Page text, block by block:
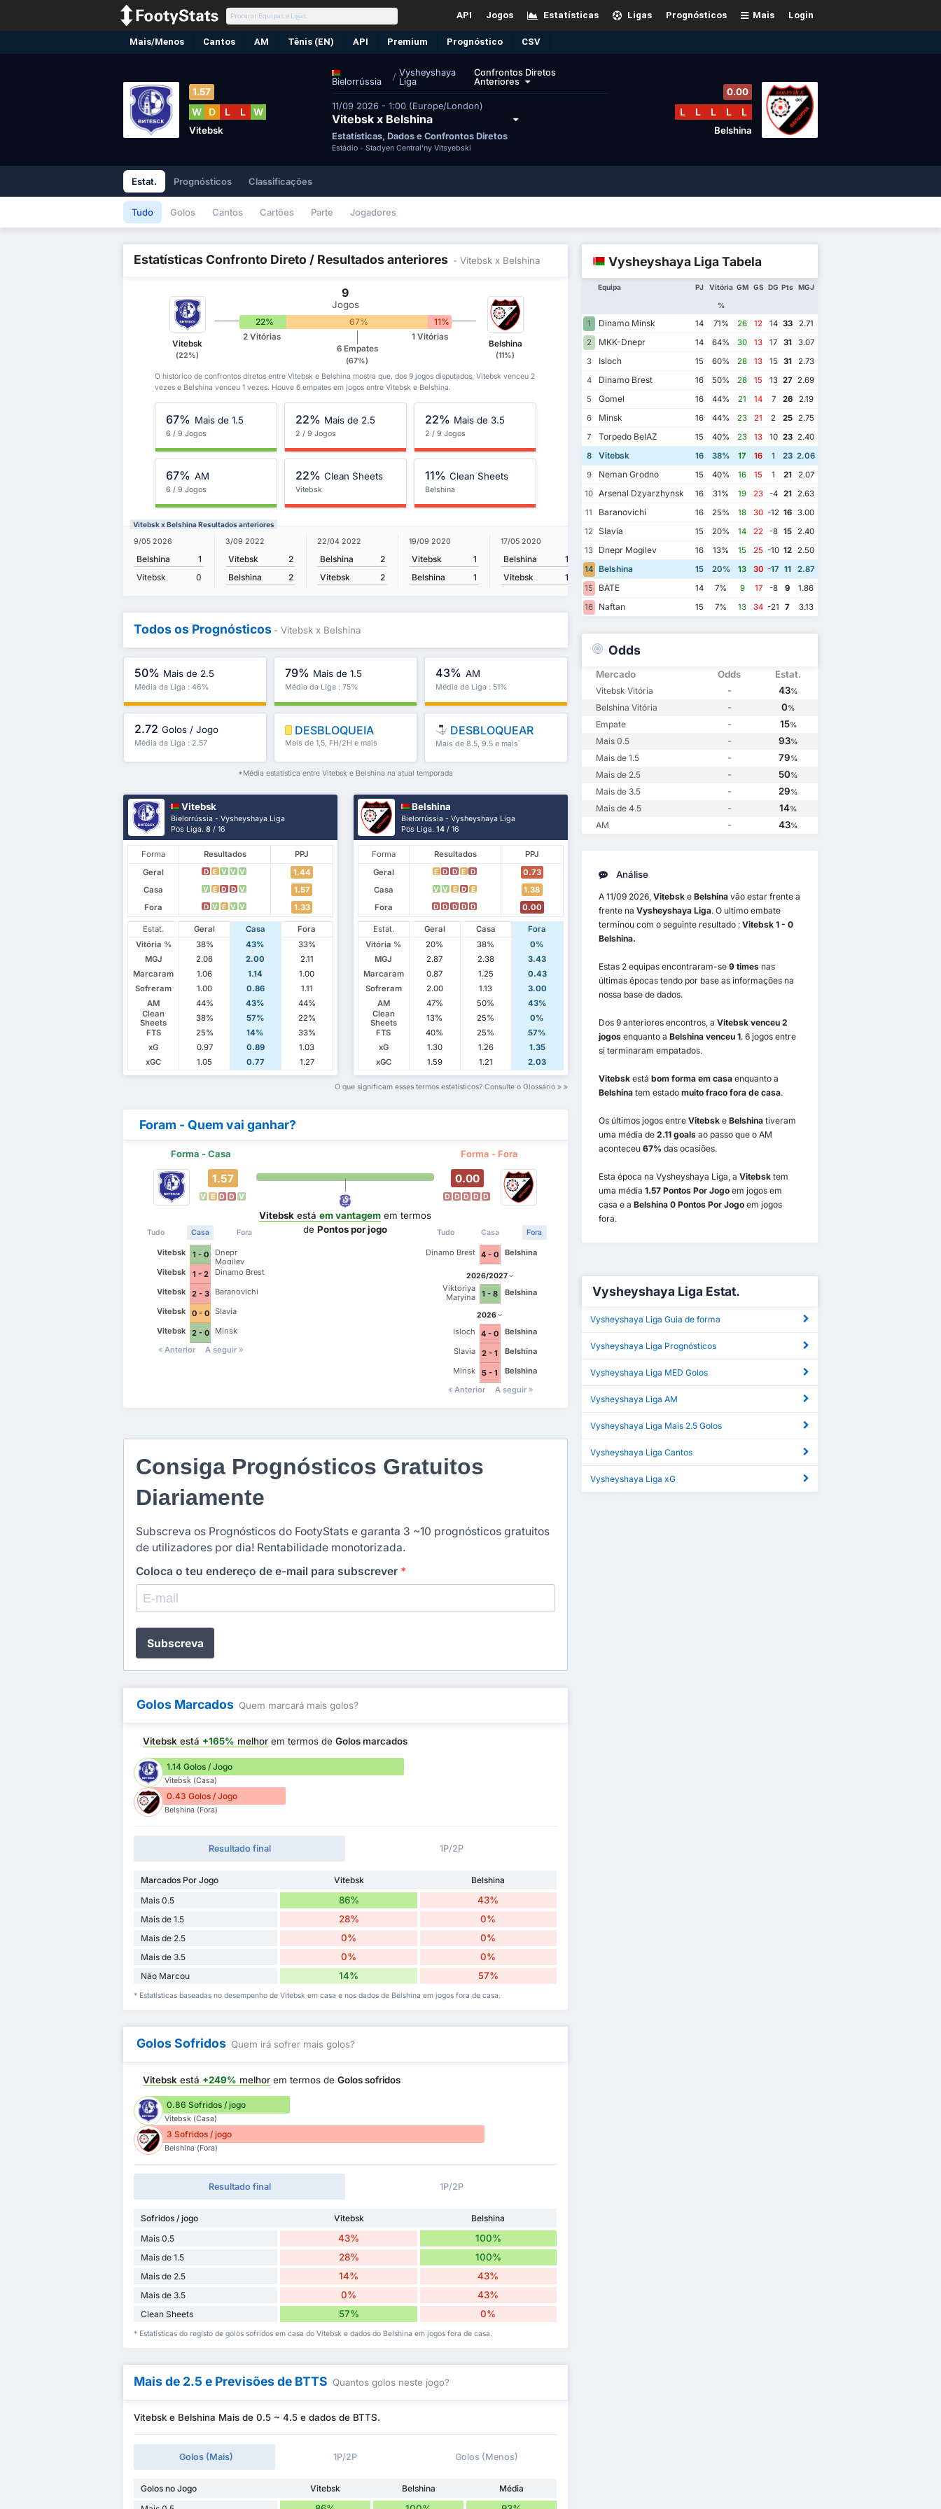
Login
Mais
Prognósticos
Ligas
Estatísticas
Jogos
API
Mais/Menos Cantos AM Tênis (EN) API Premium Prognóstico CSV
Bielorrússia / Vysheyshaya
Liga
Confrontos Diretos
Anteriores
11/09 2026 - 1:00 (Europe/London)
Vitebsk x Belshina
Estatísticas, Dados e Confrontos Diretos
Estádio - Stadyen Central'ny Vitsyebski
1.57
W D L L W
Vitebsk
0.00
L L L L L
Belshina
Estat. Prognósticos Classificações
Tudo Golos Cantos Cartões Parte Jogadores
Estatísticas Confronto Direto / Resultados anteriores - Vitebsk x Belshina
Vitebsk
(22%)
9
Jogos
22% 67% 11%
2 Vitórias
6 Empates
(67%)
1 Vitórias
Belshina
(11%)
O histórico de confrontos diretos entre Vitebsk e Belshina mostra que, dos 9 jogos disputados, Vitebsk venceu 2
vezes e Belshina venceu 1 vezes. Houve 6 empates em jogos entre Vitebsk e Belshina.
67% Mais de 1.5
6 / 9 Jogos
22% Mais de 2.5
2 / 9 Jogos
22% Mais de 3.5
2 / 9 Jogos
67% AM
6 / 9 Jogos
22% Clean Sheets
Vitebsk
11% Clean Sheets
Belshina
Vitebsk x Belshina Resultados anteriores
9/05 2026
Belshina
1
Vitebsk
0
3/09 2022
Vitebsk
2
Belshina
2
22/04 2022
Belshina
2
Vitebsk
2
19/09 2020
Vitebsk
1
Belshina
1
17/05 2020
Belshina
1
Vitebsk
1
Vitebsk
1
Belshina
0
Belshina
0
Vitebsk
1
Vitebsk
Belshina
Todos os Prognósticos - Vitebsk x Belshina
50% Mais de 2.5
Média da Liga : 46%
79% Mais de 1.5
Média da Liga : 75%
43% AM
Média da Liga : 51%
2.72 Golos / Jogo
Média da Liga : 2.57
DESBLOQUEIA
Mais de 1,5, FH/2H e mais
DESBLOQUEAR
Mais de 8.5, 9.5 e mais
*Média estatística entre Vitebsk e Belshina na atual temporada
Vitebsk
Bielorrússia - Vysheyshaya Liga
Pos Liga.8 / 16
Forma Resultados
PPJ
Geral
D E V V V
1.44
Casa
V E D D V
1.57
Fora
D V E V V 1.33
Estat. Geral Casa
Fora
Vitória %
38% 43%
33%
MGJ
2.06 2.00
2.11
Marcaram
1.06 1.14
1.00
Sofreram
1.00 0.86
1.11
AM
44% 43%
44%
Clean
Sheets
38% 57%
22%
FTS
25% 14%
33%
xG
0.97 0.89
1.03
xGC
1.05 0.77 1.27
Belshina
Bielorrússia - Vysheyshaya Liga
Pos Liga.14 / 16
Forma Resultados
PPJ
Geral
E D D E D
0.73
Casa
V V E D E
1.38
Fora
D D D D D 0.00
Estat. Geral Casa
Fora
Vitória %
20% 38%
0%
MGJ
2.87 2.38
3.43
Marcaram
0.87 1.25
0.43
Sofreram
2.00 1.13
3.00
AM
47% 50%
43%
Clean
Sheets
13% 25%
0%
FTS
40% 25%
57%
xG
1.30 1.26
1.35
xGC
1.59 1.21 2.03
O que significam esses termos estatísticos? Consulte o Glossário
Foram - Quem vai ganhar?
Forma - Casa Forma - Fora
1.57
V E D D V
Tudo Casa Fora
Vitebsk 1 - 0
Dnepr
Mogilev
Vitebsk
1 - 2
Dinamo Brest
Vitebsk
2 - 3
Baranovichi
Vitebsk
0 - 0
Slavia
Vitebsk
2 - 0
Minsk
Anterior
A seguir
Vitebskestá em vantagemem termos
de Pontos por jogo
0.00
D D D D D
Tudo Casa Fora
Dinamo Brest 4 - 0 Belshina
2026/2027
Viktoriya
Maryina
1 - 8 Belshina
2026
Isloch 4 - 0
Belshina
Slavia
2 - 1
Belshina
Minsk
5 - 1
Belshina
Anterior
A seguir
Consiga Prognósticos Gratuitos
Diariamente
Subscreva os Prognósticos do FootyStats e garanta 3 ~10 prognósticos gratuitos
de utilizadores por dia! Rentabilidade monotorizada.
Coloca o teu endereço de e-mail para subscrever *
Subscreva
Golos Marcados Quem marcará mais golos?
Vitebsk está +165% melhor em termos deGolos marcados
1.14 Golos / Jogo
Vitebsk (Casa)
0.43 Golos / Jogo
Belshina (Fora)
Resultado final 1P/2P
Marcados Por Jogo Vitebsk
Belshina
Mais 0.5
86% 43%
Mais de 1.5 28% 0%
Mais de 2.5 0% 0%
Mais de 3.5 0% 0%
Não Marcou 14% 57%
* Estatísticas baseadas no desempenho de Vitebsk em casa e nos dados de Belshina em jogos fora de casa.
Golos Sofridos Quem irá sofrer mais golos?
Vitebsk está +249% melhor em termos deGolos sofridos
0.86 Sofridos / jogo
Vitebsk (Casa)
3 Sofridos / jogo
Belshina (Fora)
Resultado final 1P/2P
Sofridos / jogo Vitebsk
Belshina
Mais 0.5
43% 100%
Mais de 1.5 28% 100%
Mais de 2.5 14% 43%
Mais de 3.5 0% 43%
Clean Sheets 57% 0%
* Estatísticas do registo de golos sofridos em casa do Vitebsk e dados do Belshina em jogos fora de casa.
Mais de 2.5 e Previsões de BTTS Quantos golos neste jogo?
Vitebsk e Belshina Mais de 0.5 ~ 4.5 e dados de BTTS.
Golos (Mais) 1P/2P Golos (Menos)
Golos no Jogo Vitebsk Belshina
Média
Vysheyshaya Liga Tabela
Equipa PJ Vitória
%
GM GS DG Pts MGJ
1 Dinamo Minsk 14 71% 26 12 14 33
2.71
2
MKK-Dnepr 14 64% 30 13 17 31
3.07
3
Isloch 15 60% 28 13 15 31
2.73
4
Dinamo Brest 16 50% 28 15 13 27 2.69
5
Gomel 16 44% 21 14 7 26
2.19
6
Minsk 16 44% 23 21 2 25 2.75
7
Torpedo BelAZ 15 40% 23 13 10 23 2.40
8
Vitebsk 16 38% 17 16 1 23 2.06
9
Neman Grodno 15 40% 16 15 1 21
2.07
10 Arsenal Dzyarzhynsk 16 31% 19 23 -4 21
2.63
11
Baranovichi 16 25% 18 30 -12 16
3.00
12
Slavia 15 20% 14 22 -8 15
2.40
13
Dnepr Mogilev 16 13% 15 25 -10 12
2.50
14 Belshina 15 20% 13 30 -17 11
2.87
15
BATE 14 7% 9 17 -8 9
1.86
16
Naftan 15 7% 13 34 -21 7 3.13
Odds
Mercado Odds Estat.
Vitebsk Vitória - 43%
Belshina Vitória - 0%
Empate - 15%
Mais 0.5 - 93%
Mais de 1.5 - 79%
Mais de 2.5 - 50%
Mais de 3.5 - 29%
Mais de 4.5 - 14%
AM - 43%
Análise
A 11/09 2026, Vitebske Belshinavão estar frente a
frente na Vysheyshaya Liga. O ultimo embate
terminou com o seguinte resultado : Vitebsk 1 - 0
Belshina.
Estas 2 equipas encontraram-se 9 timesnas
últimas épocas tendo por base as informações na
nossa base de dados.
Dos 9 anteriores encontros, a Vitebsk venceu 2
jogosenquanto a Belshina venceu 1. 6 jogos entre
si terminaram empatados.
Vitebskestá bom forma em casaenquanto a
Belshinatem estado muito fraco fora de casa.
Os últimos jogos entre Vitebske Belshinativeram
uma média de 2.11 goalsao passo que o AM
aconteceu 67% das ocasiões.
Esta época na Vysheyshaya Liga, a Vitebsktem
uma média 1.57 Pontos Por Jogo em jogos em
casa e a Belshina 0 Pontos Por Jogoem jogos
fora.
Vysheyshaya Liga Estat.
Vysheyshaya Liga Guia de forma
Vysheyshaya Liga Prognósticos
Vysheyshaya Liga MED Golos
Vysheyshaya Liga AM
Vysheyshaya Liga Mais 2.5 Golos
Vysheyshaya Liga Cantos
Vysheyshaya Liga xG